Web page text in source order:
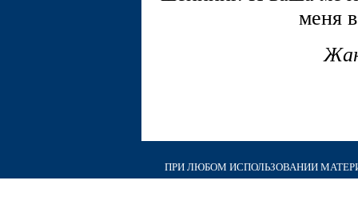
меня
ПРИ ЛЮБОМ ИСПОЛЬЗОВАНИИ